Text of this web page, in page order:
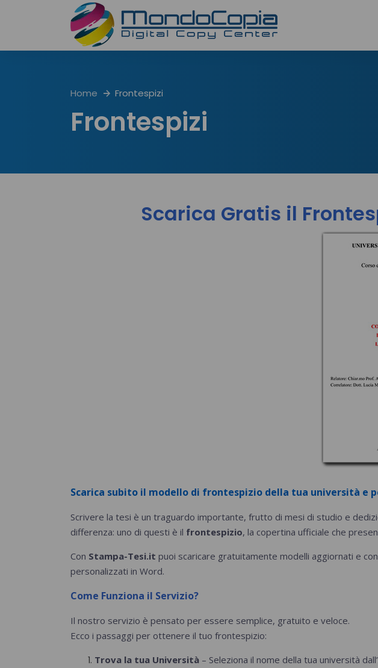
Home Frontespizi
Frontespizi
Scarica Gratis il
Scarica subito il modello di frontespizio della tua università e
Scrivere la tesi è un traguardo importante, frutto di mesi di studio e
differenza: uno di questi è il frontespizio, la copertina ufficiale che
Con Stampa-Tesi.it puoi scaricare gratuitamente modelli aggiornati e
personalizzati in Word.
Come Funziona il Servizio?
Il nostro servizio è pensato per essere semplice, gratuito e veloce.
Ecco i passaggi per ottenere il tuo frontespizio:
Trova la tua Università – Seleziona il nome della tua università